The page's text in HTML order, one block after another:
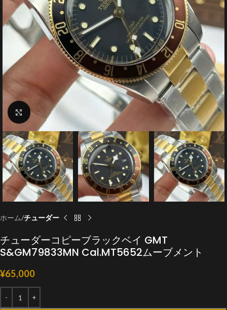
クリックで拡大
ホーム チューダー
チューダーコピーブラックベイ GMT
S&GM79833MN Cal.MT5652ムーブメント
¥65,000